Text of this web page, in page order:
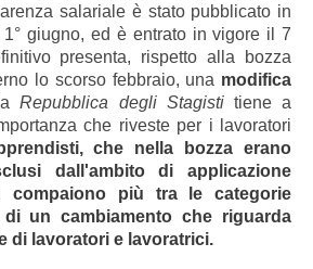
salariale è stato pubblicato in
giugno, ed è entrato in vigore il 7
presenta, rispetto alla bozza
lo scorso febbraio, una modifica
Repubblica degli Stagistitiene a
che riveste per i lavoratori
che nella bozza erano
dall'ambito di applicazione
compaiono più tra le categorie
un cambiamento che riguarda
di lavoratori e lavoratrici.